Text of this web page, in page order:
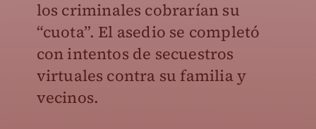
los criminales cobrarían su
“cuota”. El asedio se completó
con intentos de secuestros
virtuales contra su familia y
vecinos.